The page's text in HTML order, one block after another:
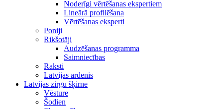
Noderīgi vērtēšanas ekspertiem
Lineārā profilēšana
Vērtēšanas eksperti
Poniji
Rikšotāji
Audzēšanas programma
Saimniecības
Raksti
Latvijas ardenis
Latvijas zirgu šķirne
Vēsture
Šodien